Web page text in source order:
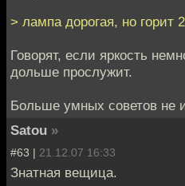
> лампа дорогая, но горит
Говорят, если яркость
дольше прослужит.
Больше умных советов не
Satou »
#63 | 21.12.07 16:33
Знатная вещица.